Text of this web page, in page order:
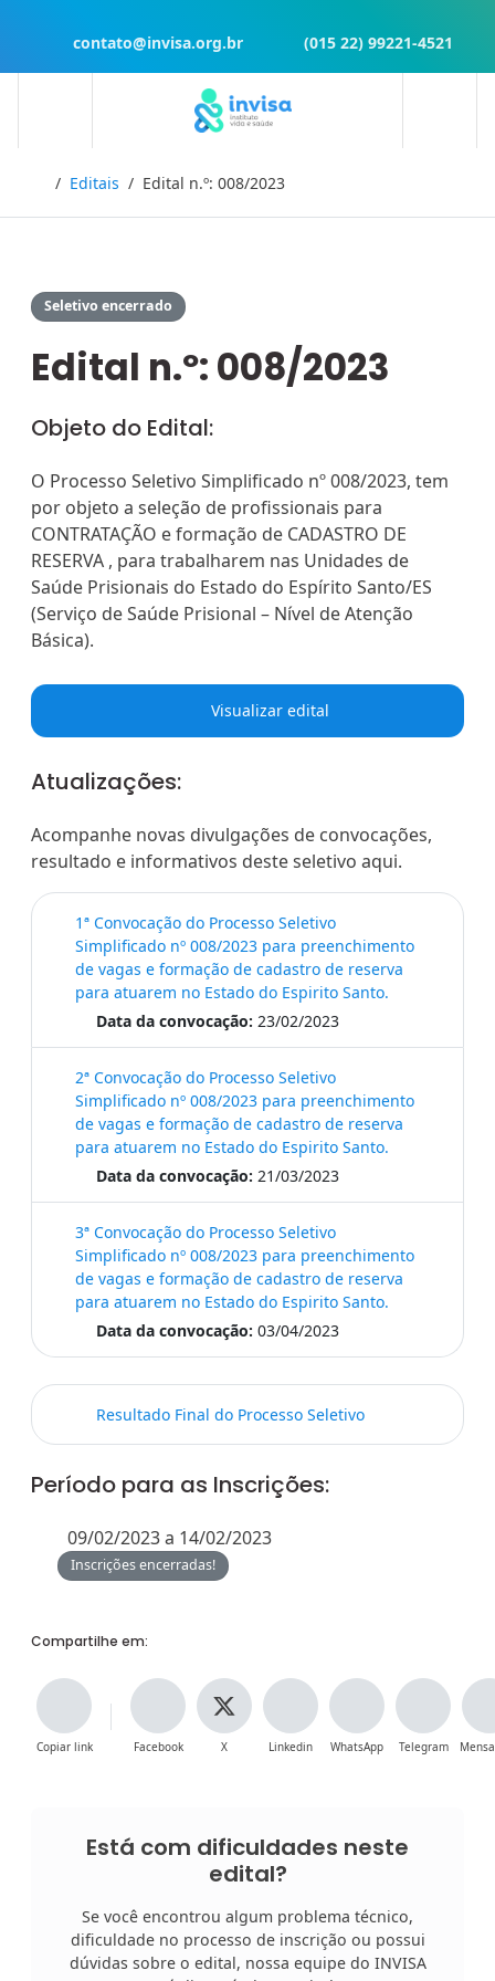
contato@invisa.org.br (015 22) 99221-4521
InícioEditais Edital n.º: 008/2023
Seletivo encerrado
Edital n.º: 008/2023
Objeto do Edital:
O Processo Seletivo Simplificado nº 008/2023, tem
por objeto a seleção de profissionais para
CONTRATAÇÃO e formação de CADASTRO DE
RESERVA , para trabalharem nas Unidades de
Saúde Prisionais do Estado do Espí­rito Santo/ES
(Serviço de Saúde Prisional – Ní­vel de Atenção
Básica).
Visualizar edital
Atualizações:
Acompanhe novas divulgações de convocações,
resultado e informativos deste seletivo aqui.
1ª Convocação do Processo Seletivo
Simplificado nº 008/2023 para preenchimento
de vagas e formação de cadastro de reserva
para atuarem no Estado do Espirito Santo.
Data da convocação: 23/02/2023
2ª Convocação do Processo Seletivo
Simplificado nº 008/2023 para preenchimento
de vagas e formação de cadastro de reserva
para atuarem no Estado do Espirito Santo.
Data da convocação: 21/03/2023
3ª Convocação do Processo Seletivo
Simplificado nº 008/2023 para preenchimento
de vagas e formação de cadastro de reserva
para atuarem no Estado do Espirito Santo.
Data da convocação: 03/04/2023
Resultado Final do Processo Seletivo
Período para as Inscrições:
09/02/2023 a 14/02/2023
Inscrições encerradas!
Compartilhe em:
Copiar link Facebook X Linkedin WhatsApp Telegram
Está com dificuldades neste
edital?
Se você encontrou algum problema técnico,
dificuldade no processo de inscrição ou possui
dúvidas sobre o edital, nossa equipe do INVISA